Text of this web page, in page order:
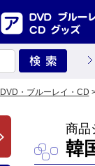
DVD・ブルーレイ・CD
商品
韓